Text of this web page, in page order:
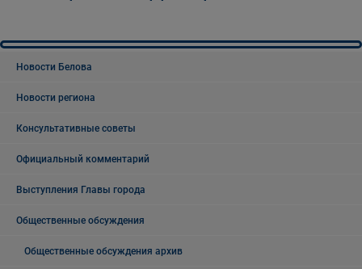
Новости Белова
Новости региона
Консультативные советы
Официальный комментарий
Выступления Главы города
Общественные обсуждения
Общественные обсуждения архив